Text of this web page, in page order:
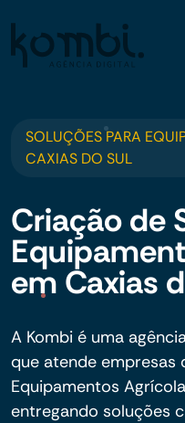
SOLUÇÕES PARA
CAXIAS DO SUL
Criação de
em Caxias
A Kombi é uma
que atende empresas
Equipamentos
entregando soluções